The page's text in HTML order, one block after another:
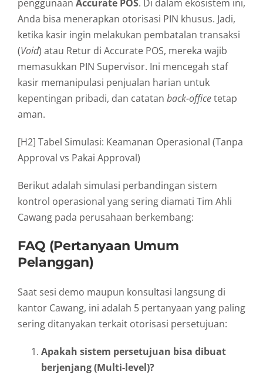
penggunaan Accurate POS. Di dalam ekosistem ini,
Anda bisa menerapkan otorisasi PIN khusus. Jadi,
ketika kasir ingin melakukan pembatalan transaksi
(Void) atau Retur di Accurate POS, mereka wajib
memasukkan PIN Supervisor. Ini mencegah staf
kasir memanipulasi penjualan harian untuk
kepentingan pribadi, dan catatan back-officetetap
aman.
[H2] Tabel Simulasi: Keamanan Operasional (Tanpa
Approval vs Pakai Approval)
Berikut adalah simulasi perbandingan sistem
kontrol operasional yang sering diamati Tim Ahli
Cawang pada perusahaan berkembang:
FAQ (Pertanyaan Umum
Pelanggan)
Saat sesi demo maupun konsultasi langsung di
kantor Cawang, ini adalah 5 pertanyaan yang paling
sering ditanyakan terkait otorisasi persetujuan:
Apakah sistem persetujuan bisa dibuat
berjenjang (Multi-level)?